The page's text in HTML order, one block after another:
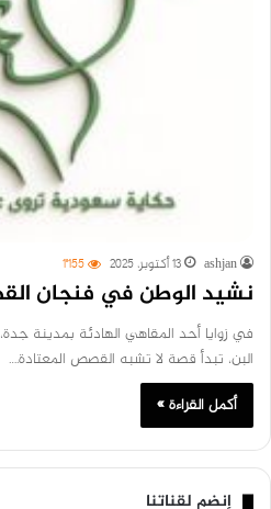
ashjan 13 أكتوبر، 2025 1٬155
نشيد الوطن في فنجان
في زوايا أحد المقاهي الهادئة بمدينة
البن، تبدأ قصة لا تشبه القصص المعتادة.…
أكمل القراءة »
إنضم لقناتنا